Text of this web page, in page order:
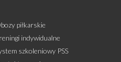
piłkarskie
indywidualne
szkoleniowy PSS